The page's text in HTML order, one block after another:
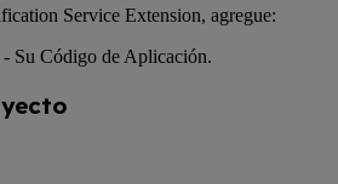
Service Extension, agregue:
- Su Código de Aplicación.